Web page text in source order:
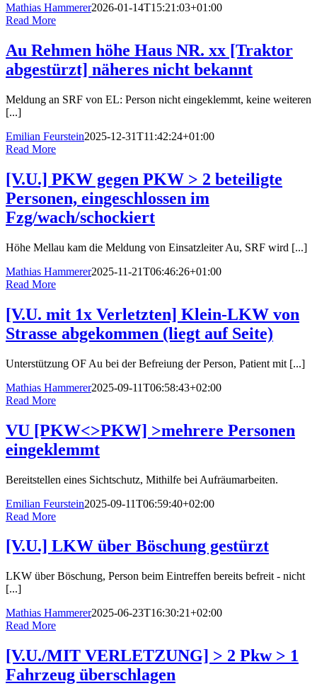
Mathias Hammerer2026-01-14T15:21:03+01:00
Read More
Au Rehmen höhe Haus NR. xx [Traktor
abgestürzt] näheres nicht bekannt
Meldung an SRF von EL: Person nicht eingeklemmt, keine weiteren
[...]
Emilian Feurstein2025-12-31T11:42:24+01:00
Read More
[V.U.] PKW gegen PKW > 2 beteiligte
Personen, eingeschlossen im
Fzg/wach/schockiert
Höhe Mellau kam die Meldung von Einsatzleiter Au, SRF wird [...]
Mathias Hammerer2025-11-21T06:46:26+01:00
Read More
[V.U. mit 1x Verletzten] Klein-LKW von
Strasse abgekommen (liegt auf Seite)
Unterstützung OF Au bei der Befreiung der Person, Patient mit [...]
Mathias Hammerer2025-09-11T06:58:43+02:00
Read More
VU [PKW<>PKW] >mehrere Personen
eingeklemmt
Bereitstellen eines Sichtschutz, Mithilfe bei Aufräumarbeiten.
Emilian Feurstein2025-09-11T06:59:40+02:00
Read More
[V.U.] LKW über Böschung gestürzt
LKW über Böschung, Person beim Eintreffen bereits befreit - nicht
[...]
Mathias Hammerer2025-06-23T16:30:21+02:00
Read More
[V.U./MIT VERLETZUNG] > 2 Pkw > 1
Fahrzeug überschlagen